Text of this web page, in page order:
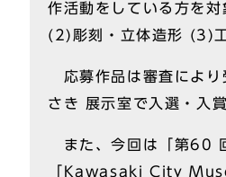
作活動をしている方を
(2)彫刻・立体造形 (3)
応募作品は審査により
さき 展示室で入選・入
また、今回は「第60
「Kawasaki City